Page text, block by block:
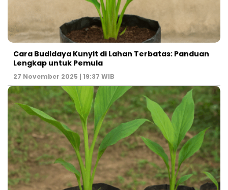
Cara Budidaya Kunyit di Lahan Terbatas: Panduan
Lengkap untuk Pemula
27 November 2025 | 19:37 WIB